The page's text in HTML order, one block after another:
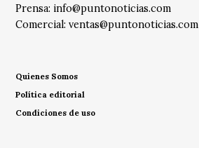
Prensa: info@puntonoticias.com
Comercial:ventas@puntonoticias.com
Quienes Somos
Política editorial
Condiciones de uso